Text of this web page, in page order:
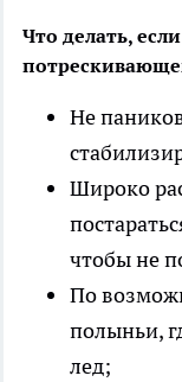
Что делать,
Не
Широко
чтобы не
По
полыньи,
лед;